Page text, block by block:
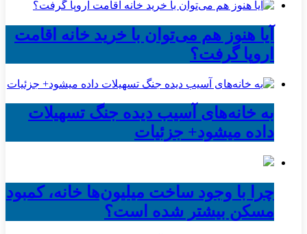
آیا هنوز هم می‌توان با خرید خانه اقامت
اروپا گرفت؟
به خانه‌های آسیب دیده جنگ تسهیلات
داده میشود+ جزئیات
چرا با وجود ساخت میلیون‌ها خانه، کمبود
مسکن بیشتر شده است؟